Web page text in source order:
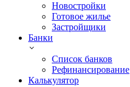
Новостройки
Готовое жилье
Застройщики
Банки
Список банков
Рефинансирование
Калькулятор